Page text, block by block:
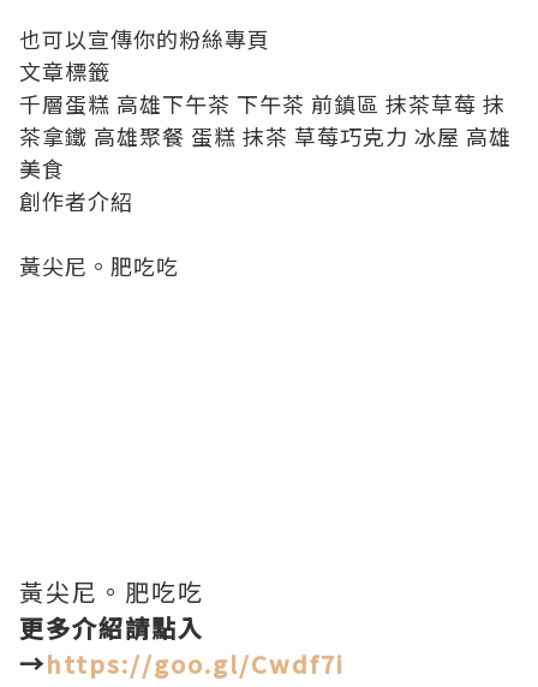
也可以宣傳你的粉絲專頁
文章標籤
千層蛋糕 高雄下午茶 下午茶 前鎮區 抹茶草莓 抹
茶拿鐵 高雄聚餐 蛋糕 抹茶 草莓巧克力 冰屋 高雄
美食
創作者介紹
黃尖尼。肥吃吃
黃尖尼。肥吃吃
更多介紹請點入
→https://goo.gl/Cwdf7i